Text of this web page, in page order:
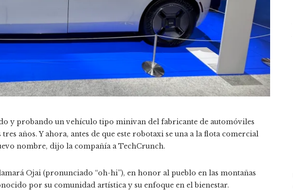
y probando un vehículo tipo minivan del fabricante de automóviles
años. Y ahora, antes de que este robotaxi se una a la flota comercial
nombre, dijo la compañía a TechCrunch.
Ojai (pronunciado “oh-hi”), en honor al pueblo en las montañas
por su comunidad artística y su enfoque en el bienestar.